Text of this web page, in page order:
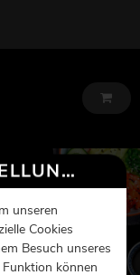
DATENSCHUTZEINSTELLUNGEN
unseren
Cookies
Besuch unseres
können